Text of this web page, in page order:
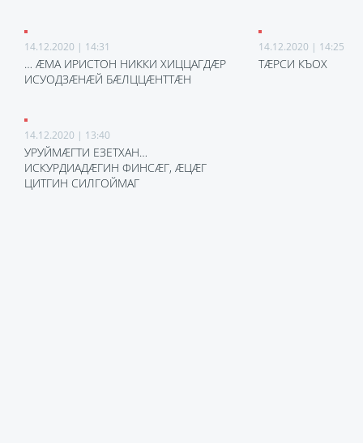
14.12.2020 | 14:31
… ÆМА ИРИСТОН НИККИ ХИЦЦАГДÆР
ИСУОДЗÆНÆЙ БÆЛЦЦÆНТТÆН
14.12.2020 | 14:25
ТÆРСИ КЪОХ
14.12.2020 | 13:40
УРУЙМÆГТИ ЕЗЕТХАН…
ИСКУРДИАДÆГИН ФИНСÆГ, ÆЦÆГ
ЦИТГИН СИЛГОЙМАГ